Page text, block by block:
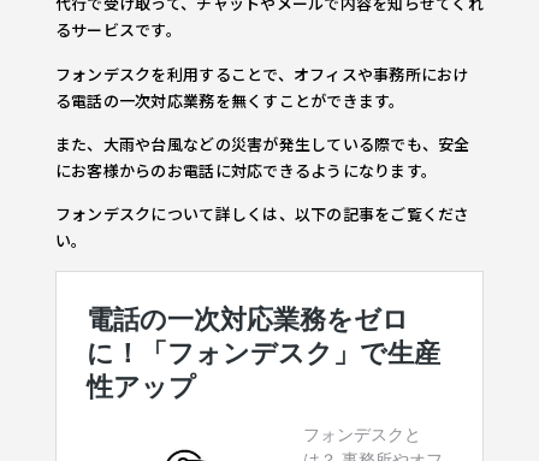
るサービスです。
フォンデスクを利用することで、オフィスや事務所におけ
る電話の一次対応業務を無くすことができます。
また、大雨や台風などの災害が発生している際でも、安全
にお客様からのお電話に対応できるようになります。
フォンデスクについて詳しくは、以下の記事をご覧くださ
い。